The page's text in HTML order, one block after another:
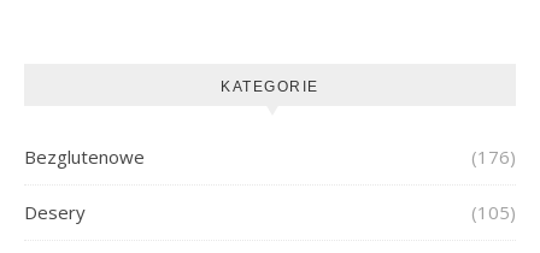
KATEGORIE
Bezglutenowe (176)
Desery (105)